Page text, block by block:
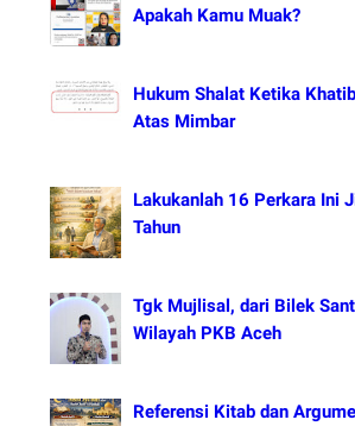
Apakah Kamu Muak?
Hukum Shalat Ketika
Atas Mimbar
Lakukanlah 16 Perkara Ini
Tahun
Tgk Mujlisal, dari Bilek
Wilayah PKB Aceh
Referensi Kitab dan